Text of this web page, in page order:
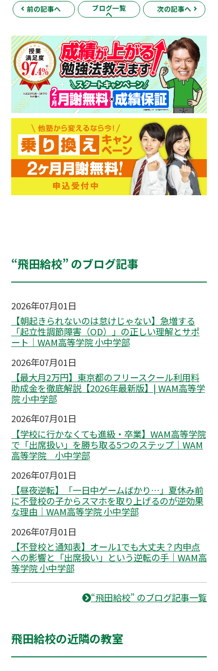
前の記事へ ブログ一覧
へ
次の記事へ
“飛田給校” のブログ記事
2026年07月01日
【朝起きられないのは怠けじゃない】急増する
「起立性調節障害（OD）」の正しい理解とサポ
ート｜WAM高等学院 小中学部
2026年07月01日
【最大月2万円】東京都のフリースクール利用料
助成金を徹底解説【2026年最新版】| WAM高等学
院 小中学部
2026年07月01日
【学校に行かなくても進級・卒業】WAM高等学院
で「出席扱い」を勝ち取る5つのステップ｜WAM
高等学院 小中学部
2026年07月01日
【昼夜逆転】「一日中ゲームばかり…」夏休み前
に不登校の子からスマホを取り上げるのが逆効果
な理由｜WAM高等学院 小中学部
2026年07月01日
【不登校と通知表】オール1でも大丈夫？内申点
への影響と「出席扱い」という逆転の手｜WAM高
等学院 小中学部
“飛田給校” のブログ記事一覧
飛田給校の近隣の教室